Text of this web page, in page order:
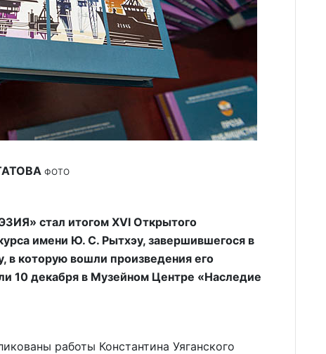
ФОТО
стал итогом XVI Открытого
имени Ю. С. Рытхэу, завершившегося в
в которую вошли произведения его
10 декабря в Музейном Центре «Наследие
работы Константина Уяганского